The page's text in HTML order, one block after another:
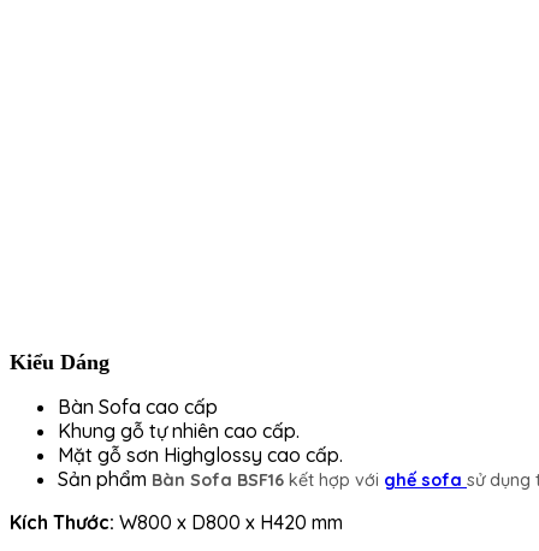
Kiểu Dáng
Bàn Sofa cao cấp
Khung gỗ tự nhiên cao cấp.
Mặt gỗ sơn Highglossy cao cấp.
Sản phẩm Bàn Sofa BSF16 kết hợp với ghế sofa sử dụng
Kích Thước: W800 x D800 x H420 mm